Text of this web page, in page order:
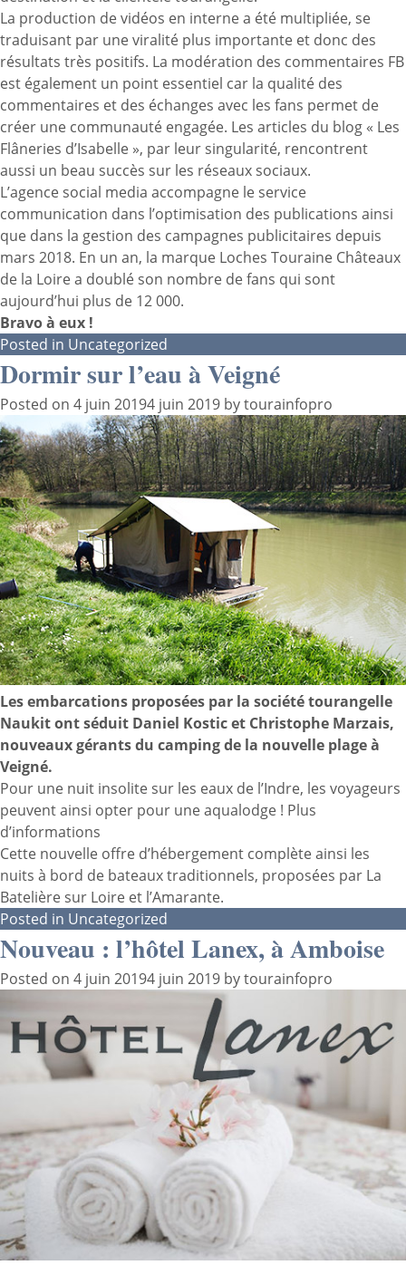
La production de vidéos en interne a été multipliée, se
traduisant par une viralité plus importante et donc des
résultats très positifs. La modération des commentaires FB
est également un point essentiel car la qualité des
commentaires et des échanges avec les fans permet de
créer une communauté engagée. Les articles du blog « Les
Flâneries d’Isabelle », par leur singularité, rencontrent
aussi un beau succès sur les réseaux sociaux.
L’agence social media accompagne le service
communication dans l’optimisation des publications ainsi
que dans la gestion des campagnes publicitaires depuis
mars 2018. En un an, la marque Loches Touraine Châteaux
de la Loirea doublé son nombre de fans qui sont
aujourd’hui plus de 12 000.
Bravo à eux !
Posted in Uncategorized
Dormir sur l’eau à Veigné
Posted on 4 juin 20194 juin 2019 bytourainfopro
Les embarcations proposées par la société tourangelle
Naukit ont séduit Daniel Kostic et Christophe Marzais,
nouveaux gérants du camping de la nouvelle plage à
Veigné.
Pour une nuit insolite sur les eaux de l’Indre, les voyageurs
peuvent ainsi opter pour une aqualodge ! Plus
d’informations
Cette nouvelle offre d’hébergement complète ainsi les
nuits à bord de bateaux traditionnels, proposées par La
Batelière sur Loire et l’Amarante.
Posted in Uncategorized
Nouveau : l’hôtel Lanex, à Amboise
Posted on 4 juin 20194 juin 2019 bytourainfopro